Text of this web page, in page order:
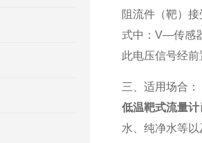
阻流件（靶）
式中：V—传感
此电压信号经
三、适用场合：
低温靶式流量计
水、纯净水等